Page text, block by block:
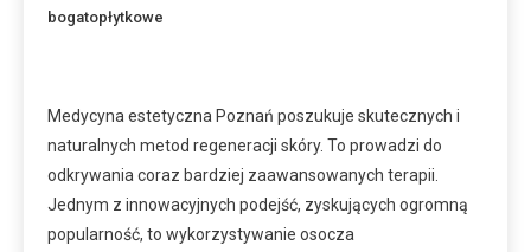
bogatopłytkowe
Medycyna estetyczna Poznań poszukuje skutecznych i
naturalnych metod regeneracji skóry. To prowadzi do
odkrywania coraz bardziej zaawansowanych terapii.
Jednym z innowacyjnych podejść, zyskujących ogromną
popularność, to wykorzystywanie osocza